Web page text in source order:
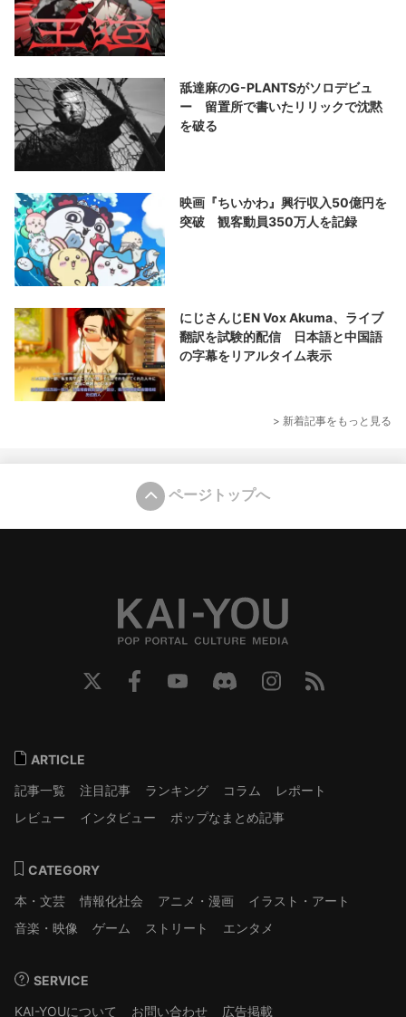
舐達麻のG-PLANTSがソロデビュ
ー 留置所で書いたリリックで沈黙
を破る
映画『ちいかわ』興行収入50億円を
突破 観客動員350万人を記録
にじさんじEN Vox Akuma、ライブ
翻訳を試験的配信 日本語と中国語
の字幕をリアルタイム表示
> 新着記事をもっと見る
ページトップへ
ARTICLE
記事一覧
注目記事 ランキング コラム
レポート
レビュー
インタビュー ポップなまとめ記事
CATEGORY
本・文芸
情報化社会 アニメ・漫画
イラスト・アート
音楽・映像
ゲーム ストリート エンタメ
SERVICE
KAI-YOUについて
お問い合わせ 広告掲載